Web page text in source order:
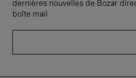
dernières nouvelles de Bozar
boîte mail